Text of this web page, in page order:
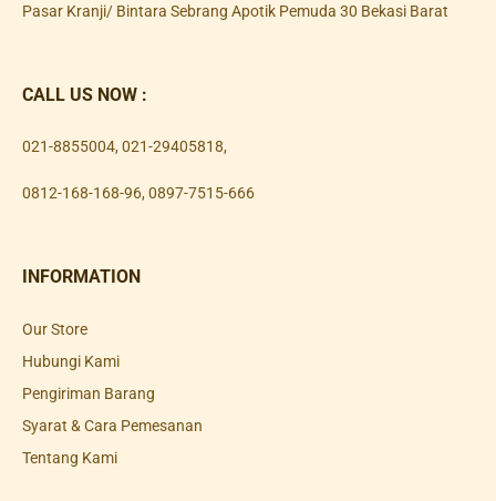
Pasar Kranji/ Bintara Sebrang Apotik Pemuda 30 Bekasi Barat
CALL US NOW :
021-8855004, 021-29405818,
0812-168-168-96, 0897-7515-666
INFORMATION
Our Store
Hubungi Kami
Pengiriman Barang
Syarat & Cara Pemesanan
Tentang Kami